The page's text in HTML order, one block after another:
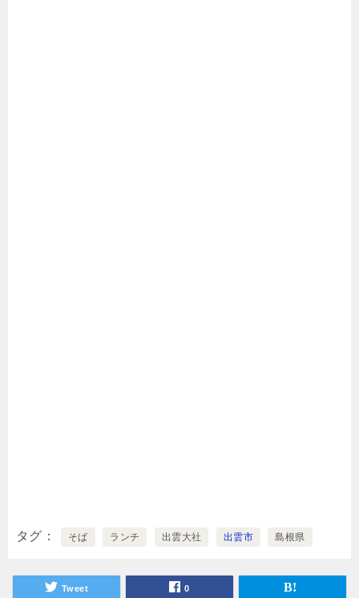
タグ そば ランチ 出雲大社 出雲市 島根県
Tweet 0